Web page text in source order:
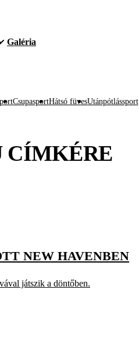
Galéria
CsupasportHátsó füvesUtánpótlássport
CÍMKÉRE
NEW HAVENBEN
játszik a döntőben.